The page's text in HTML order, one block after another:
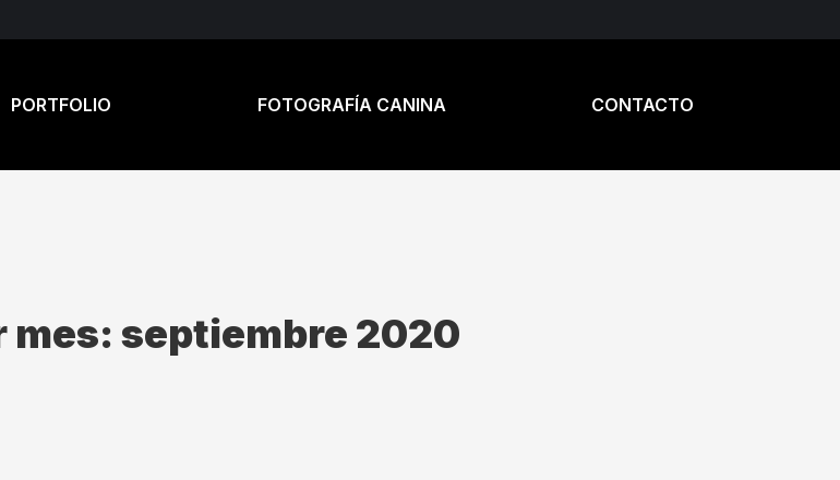
PORTFOLIO FOTOGRAFÍA CANINA CONTACTO
mes: septiembre 2020